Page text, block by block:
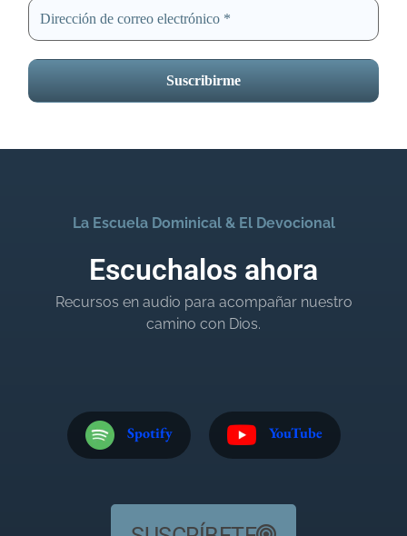
La Escuela Dominical & El Devocional
Escuchalos ahora
Recursos en audio para acompañar nuestro
camino con Dios.
Spotify YouTube